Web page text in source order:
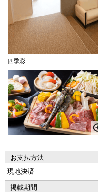
四季彩
お支払方法
現地決済
掲載期間